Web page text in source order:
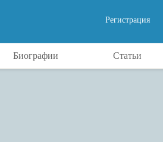
Регистрация
Биографии Статьи